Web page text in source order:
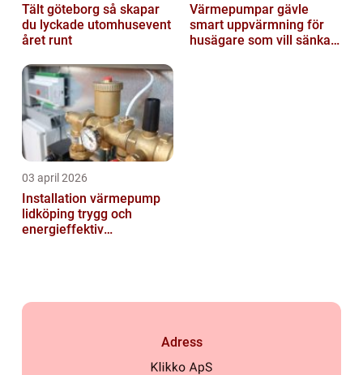
Tält göteborg så skapar
du lyckade utomhusevent
året runt
Värmepumpar gävle
smart uppvärmning för
husägare som vill sänka
03 april 2026
Installation värmepump
lidköping trygg och
energieffektiv
Adress